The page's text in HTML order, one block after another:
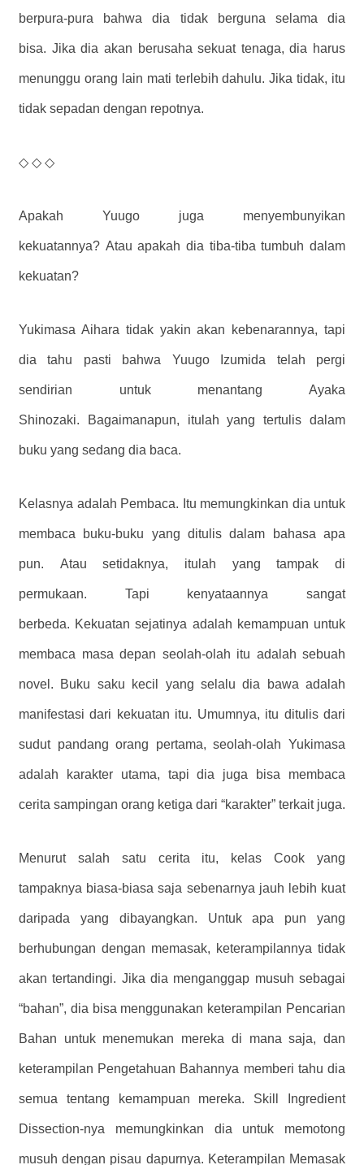
berpura-pura bahwa dia tidak berguna selama dia
bisa. Jika dia akan berusaha sekuat tenaga, dia harus
menunggu orang lain mati terlebih dahulu. Jika tidak, itu
tidak sepadan dengan repotnya.
◇ ◇ ◇
Apakah Yuugo juga menyembunyikan
kekuatannya? Atau apakah dia tiba-tiba tumbuh dalam
kekuatan?
Yukimasa Aihara tidak yakin akan kebenarannya, tapi
dia tahu pasti bahwa Yuugo Izumida telah pergi
sendirian untuk menantang Ayaka
Shinozaki. Bagaimanapun, itulah yang tertulis dalam
buku yang sedang dia baca.
Kelasnya adalah Pembaca. Itu memungkinkan dia untuk
membaca buku-buku yang ditulis dalam bahasa apa
pun. Atau setidaknya, itulah yang tampak di
permukaan. Tapi kenyataannya sangat
berbeda. Kekuatan sejatinya adalah kemampuan untuk
membaca masa depan seolah-olah itu adalah sebuah
novel. Buku saku kecil yang selalu dia bawa adalah
manifestasi dari kekuatan itu. Umumnya, itu ditulis dari
sudut pandang orang pertama, seolah-olah Yukimasa
adalah karakter utama, tapi dia juga bisa membaca
cerita sampingan orang ketiga dari “karakter” terkait juga.
Menurut salah satu cerita itu, kelas Cook yang
tampaknya biasa-biasa saja sebenarnya jauh lebih kuat
daripada yang dibayangkan. Untuk apa pun yang
berhubungan dengan memasak, keterampilannya tidak
akan tertandingi. Jika dia menganggap musuh sebagai
“bahan”, dia bisa menggunakan keterampilan Pencarian
Bahan untuk menemukan mereka di mana saja, dan
keterampilan Pengetahuan Bahannya memberi tahu dia
semua tentang kemampuan mereka. Skill Ingredient
Dissection-nya memungkinkan dia untuk memotong
musuh dengan pisau dapurnya. Keterampilan Memasak